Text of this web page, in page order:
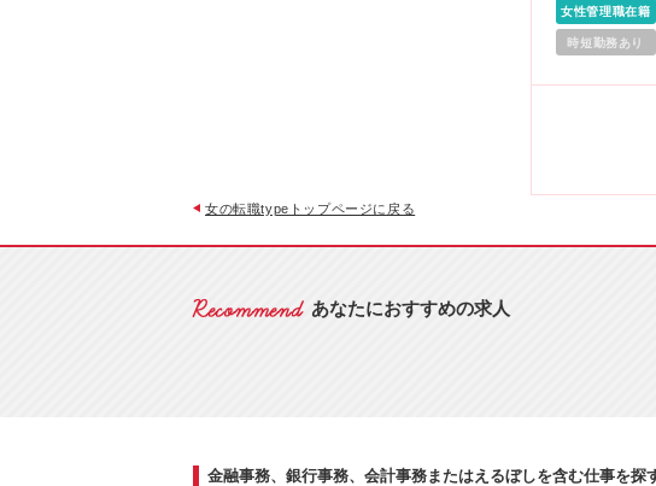
女性管理職在籍
時短勤務あり
女の転職typeトップページに戻る
あなたにおすすめの求人
金融事務、銀行事務、会計事務またはえるぼしを含む仕事を探